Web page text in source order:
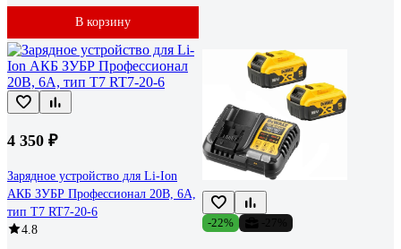
В корзину
4 350 ₽
Зарядное устройство для Li-Ion
АКБ ЗУБР Профессионал 20В, 6А,
тип T7 RT7-20-6
4.8
-22%